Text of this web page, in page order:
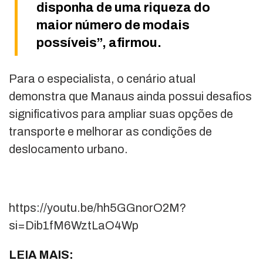
disponha de uma riqueza do
maior número de modais
possíveis”, afirmou.
Para o especialista, o cenário atual
demonstra que Manaus ainda possui desafios
significativos para ampliar suas opções de
transporte e melhorar as condições de
deslocamento urbano.
https://youtu.be/hh5GGnorO2M?
si=Dib1fM6WztLaO4Wp
LEIA MAIS: